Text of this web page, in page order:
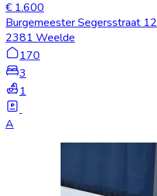
€ 1.600
Burgemeester Segersstraat 12
2381 Weelde
170
3
1
A